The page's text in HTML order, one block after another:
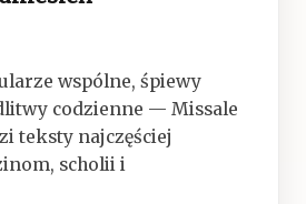
wspólne, śpiewy
codzienne — Missale
teksty najczęściej
scholii i